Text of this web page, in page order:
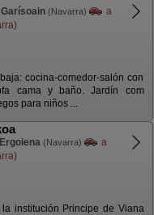
Garísoain (Navarra)
a
cocina-comedor-salón con
cama y baño. Jardín com
para niños ...
(Navarra)
a
institución Principe de Viana